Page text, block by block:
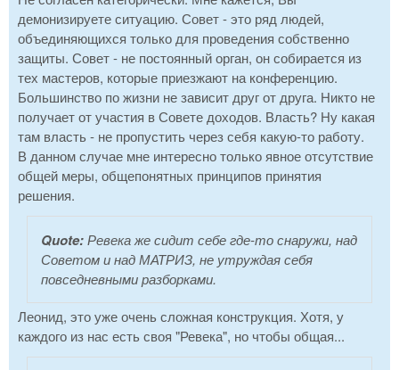
демонизируете ситуацию. Совет - это ряд людей,
объединяющихся только для проведения собственно
защиты. Совет - не постоянный орган, он собирается из
тех мастеров, которые приезжают на конференцию.
Большинство по жизни не зависит друг от друга. Никто не
получает от участия в Совете доходов. Власть? Ну какая
там власть - не пропустить через себя какую-то работу.
В данном случае мне интересно только явное отсутствие
общей меры, общепонятных принципов принятия
решения.
Quote:Ревека же сидит себе где-то снаружи, над
Советом и над МАТРИЗ, не утруждая себя
повседневными разборками.
Леонид, это уже очень сложная конструкция. Хотя, у
каждого из нас есть своя "Ревека", но чтобы общая...